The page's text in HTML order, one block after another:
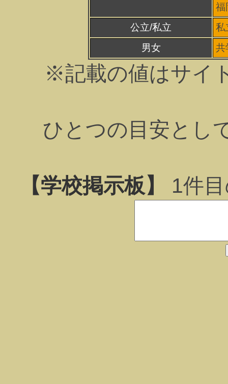
福
公立/私立
私
男女
共
※記載の値はサイ
ひとつの目安とし
【学校掲示板】 1件